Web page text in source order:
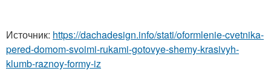
Источник: https://dachadesign.info/stati/oformlenie-cvetnika-
pered-domom-svoimi-rukami-gotovye-shemy-krasivyh-
klumb-raznoy-formy-iz